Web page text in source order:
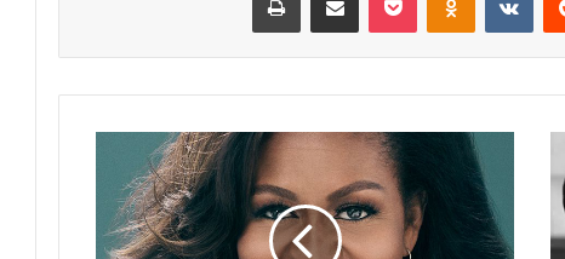
بودكاست
ميشيل
أوباما
على